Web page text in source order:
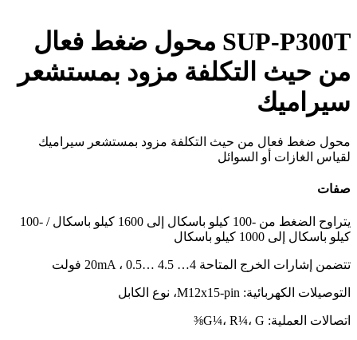
SUP-P300T محول ضغط فعال
من حيث التكلفة مزود بمستشعر
سيراميك
محول ضغط فعال من حيث التكلفة مزود بمستشعر سيراميك
لقياس الغازات أو السوائل
صفات
يتراوح الضغط من -100 كيلو باسكال إلى 1600 كيلو باسكال / -100
كيلو باسكال إلى 1000 كيلو باسكال
تتضمن إشارات الخرج المتاحة 4… 20mA ، 0.5… 4.5 فولت
التوصيلات الكهربائية: M12x15-pin، نوع الكابل
اتصالات العملية: G¼، R¼، G⅜